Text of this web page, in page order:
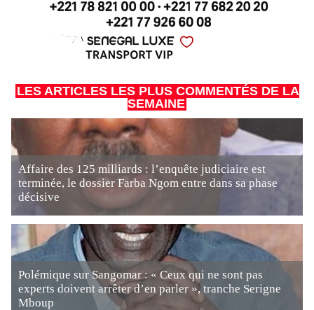
LES ARTICLES LES PLUS COMMENTÉS DE LA
SEMAINE
Affaire des 125 milliards : l’enquête judiciaire est
terminée, le dossier Farba Ngom entre dans sa phase
décisive
Polémique sur Sangomar : « Ceux qui ne sont pas
experts doivent arrêter d’en parler », tranche Serigne
Mboup